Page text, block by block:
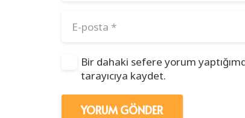
Bir dahaki sefere yorum
tarayıcıya kaydet.
YORUM GÖNDER